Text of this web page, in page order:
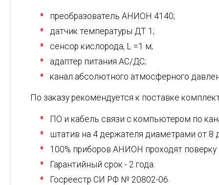
преобразователь АНИОН 4140;
датчик температуры ДТ 1;
сенсор кислорода, L =1 м;
адаптер питания АС/ДС;
канал абсолютного атмосферного
По заказу рекомендуется к поставке
ПО и кабель связи с компьютером по
штатив на 4 держателя диаметрами от 8
100% приборов АНИОН проходят
Гарантийный срок - 2 года.
Госреестр СИ РФ № 20802-06.